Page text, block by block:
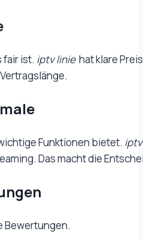
fair ist. iptv linie hat klare
Funktionen bietet.
Das macht die
Bewertungen.